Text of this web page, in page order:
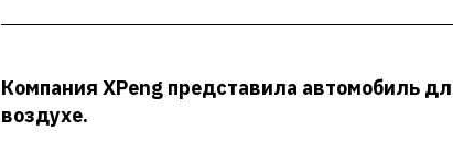
Компания XPeng представила автомобиль
воздухе.